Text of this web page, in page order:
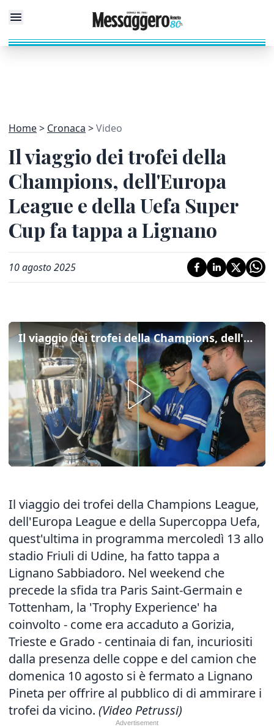
Home Cronaca Video
Il viaggio dei trofei della
Champions, dell'Europa
League e della Uefa Super
Cup fa tappa a Lignano
10 agosto 2025
Il viaggio dei trofei della Champions, dell'Europa League e della Uefa Super Cup fa tappa a Lignano
Il viaggio dei trofei della Champions League,
dell'Europa League e della Supercoppa Uefa,
quest'ultima in programma mercoledì 13 allo
stadio Friuli di Udine, ha fatto tappa a
Lignano Sabbiadoro. Nel weekend che
precede la sfida tra Paris Saint-Germain e
Tottenham, la 'Trophy Experience' ha
coinvolto - come era accaduto a Gorizia,
Trieste e Grado - centinaia di fan, incuriositi
dalla presenza delle coppe e del camion che
domenica 10 agosto si è fermato a Lignano
Pineta per offrire al pubblico di di ammirare i
trofei da vicino. (Video Petrussi)